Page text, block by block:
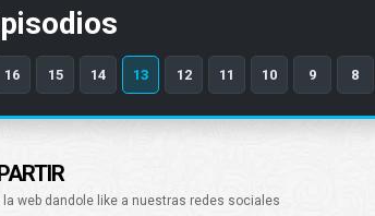
16 15 14 13 12 11 10 9 8
la web dandole like a nuestras redes sociales